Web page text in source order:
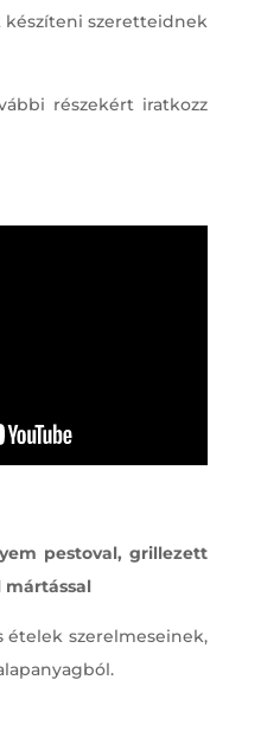
szeretteidnek
részekért iratkozz
pestoval, grillezett
mártással
ételek szerelmeseinek,